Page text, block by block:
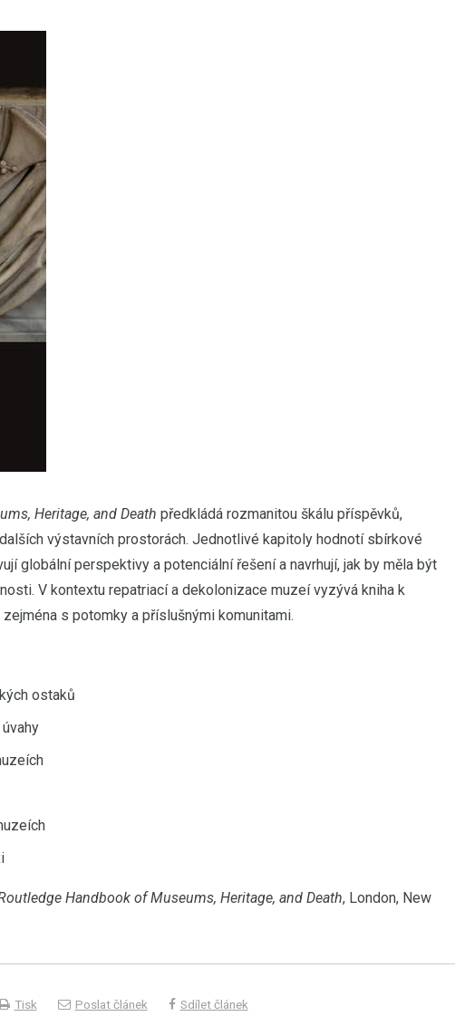
Heritage, and Death předkládá rozmanitou škálu příspěvků,
výstavních prostorách. Jednotlivé kapitoly hodnotí sbírkové
globální perspektivy a potenciální řešení a navrhují, jak by měla být
V kontextu repatriací a dekolonizace muzeí vyzývá kniha k
s potomky a příslušnými komunitami.
ostaků
Handbook of Museums, Heritage, and Death, London, New
Tisk Poslat článek Sdílet článek